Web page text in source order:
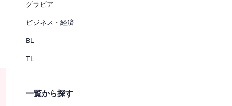
グラビア
ビジネス・経済
BL
TL
一覧から探す